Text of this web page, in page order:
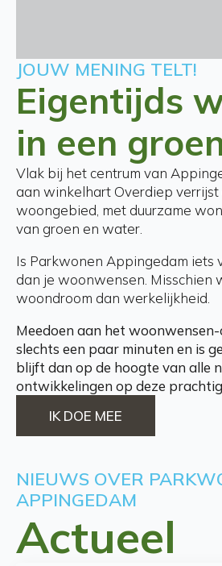
JOUW MENING TELT!
Eigentijds
in een
Vlak bij het centrum van
aan winkelhart Overdiep
woongebied, met duurzame
van groen en water.
Is Parkwonen Appingedam iets
dan je woonwensen. Misschien
woondroom dan werkelijkheid.
Meedoen aan het
slechts een paar minuten en is
blijft dan op de hoogte van alle
ontwikkelingen op deze
IK DOE MEE
NIEUWS OVER
APPINGEDAM
Actueel